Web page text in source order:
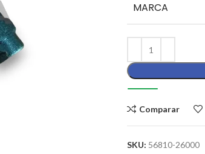
MARCA
Comparar
SKU: 56810-26000